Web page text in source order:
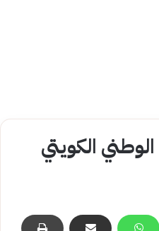
الكويتي